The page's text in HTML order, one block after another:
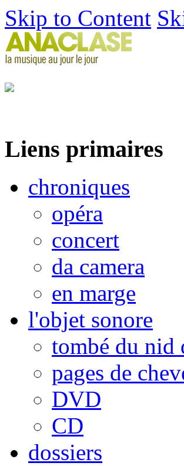
Skip to Content
Liens primaires
chroniques
opéra
concert
da camera
en marge
l'objet sonore
tombé du nid
pages de
DVD
CD
dossiers